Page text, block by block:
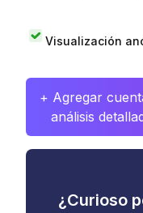
Visualización
+ Agregar
análisis
¿Curioso